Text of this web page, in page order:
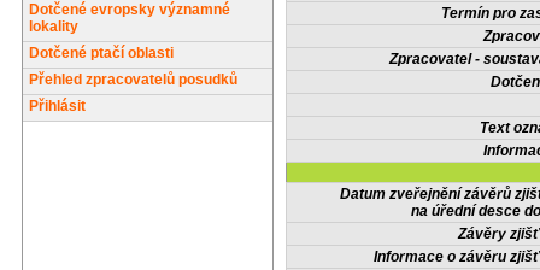
Dotčené evropsky významné
lokality
Dotčené ptačí oblasti
Přehled zpracovatelů posudků
Přihlásit
Termín pro
Zpracovatel -
Text
Datum zveřejnění závěrů
na úřední desce
Závěry
Informace o závěru